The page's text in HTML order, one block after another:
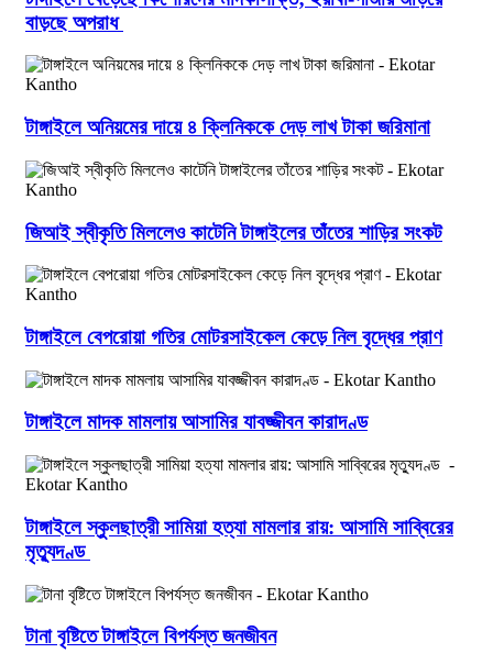
বাড়ছে অপরাধ
টাঙ্গাইলে অনিয়মের দায়ে ৪ ক্লিনিককে দেড় লাখ টাকা জরিমানা
জিআই স্বীকৃতি মিললেও কাটেনি টাঙ্গাইলের তাঁতের শাড়ির সংকট
টাঙ্গাইলে বেপরোয়া গতির মোটরসাইকেল কেড়ে নিল বৃদ্ধের প্রাণ
টাঙ্গাইলে মাদক মামলায় আসামির যাবজ্জীবন কারাদণ্ড
টাঙ্গাইলে স্কুলছাত্রী সামিয়া হত্যা মামলার রায়: আসামি সাব্বিরের
মৃত্যুদণ্ড
টানা বৃষ্টিতে টাঙ্গাইলে বিপর্যস্ত জনজীবন